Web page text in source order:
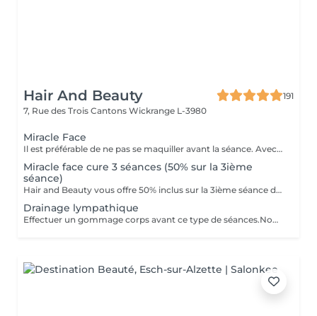
Hair And Beauty
191
7, Rue des Trois Cantons Wickrange L-3980
Miracle Face
Il est préférable de ne pas se maquiller avant la séance. Avec un effet de lifting immédiat, ce massage facial draine, accentue les contours du visage et favorise la revitalisation naturelle de la peau. Il a pour fonction de drainer (poches,d'entretenir la jawline et d'entretenir un joli contour du visage. Avec des manoeuvres de drainage lymphatique et un massage très protocolaire cela permet d'obtenir un résultat aussi spécial que la version corporelle Renata Franca.
Miracle face cure 3 séances (50% sur la 3ième
séance)
Hair and Beauty vous offre 50% inclus sur la 3ième séance de votre abonnement
Drainage lympathique
Effectuer un gommage corps avant ce type de séances.Nous agissons sur la rétention d'eau,la cellulite aqueuse,adipeuse et fibreuse.Nous activons l'élimination des toxines accélerant la circulation de la lymphe et du sang. ..